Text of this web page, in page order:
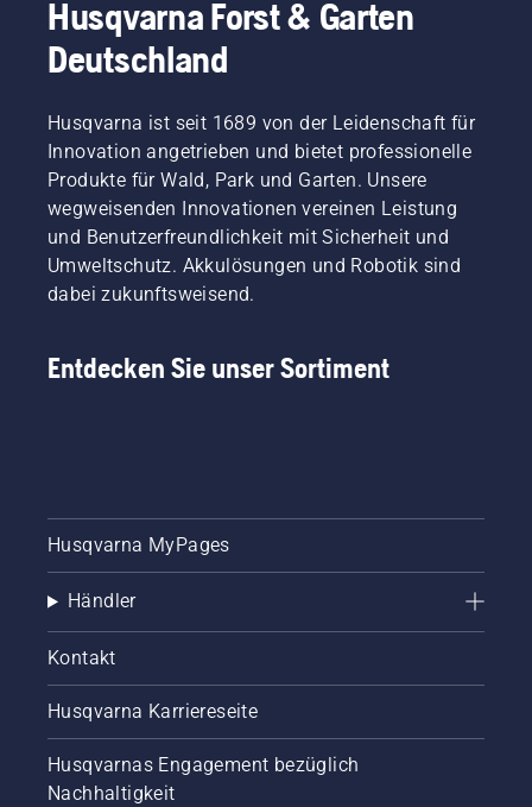
Husqvarna Forst & Garten
Deutschland
Husqvarna ist seit 1689 von der Leidenschaft für
Innovation angetrieben und bietet professionelle
Produkte für Wald, Park und Garten. Unsere
wegweisenden Innovationen vereinen Leistung
und Benutzerfreundlichkeit mit Sicherheit und
Umweltschutz. Akkulösungen und Robotik sind
dabei zukunftsweisend.
Entdecken Sie unser Sortiment
Husqvarna MyPages
Händler
Kontakt
Husqvarna Karriereseite
Husqvarnas Engagement bezüglich
Nachhaltigkeit